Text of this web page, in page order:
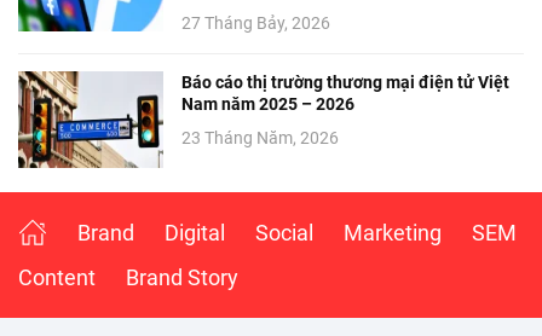
27 Tháng Bảy, 2026
Báo cáo thị trường thương mại điện tử Việt
Nam năm 2025 – 2026
23 Tháng Năm, 2026
Brand Digital Social Marketing
SEM
Content
Brand Story